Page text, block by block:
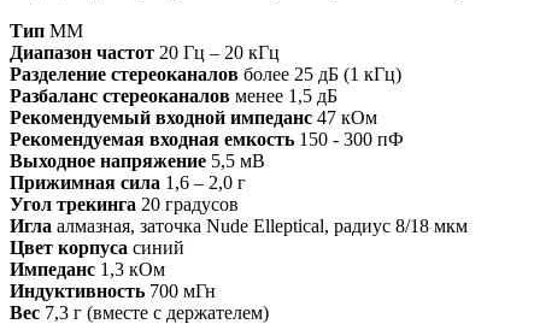
Тип MM
Диапазон частот 20 Гц – 20 кГц
Разделение стереоканалов более 25 дБ (1 кГц)
Разбаланс стереоканалов менее 1,5 дБ
Рекомендуемый входной импеданс 47 кОм
Рекомендуемая входная емкость 150 - 300 пФ
Выходное напряжение 5,5 мВ
Прижимная сила 1,6 – 2,0 г
Угол трекинга 20 градусов
Игла алмазная, заточка Nude Elleptical, радиус 8/18 мкм
Цвет корпуса синий
Импеданс 1,3 кОм
Индуктивность 700 мГн
Вес 7,3 г (вместе с держателем)